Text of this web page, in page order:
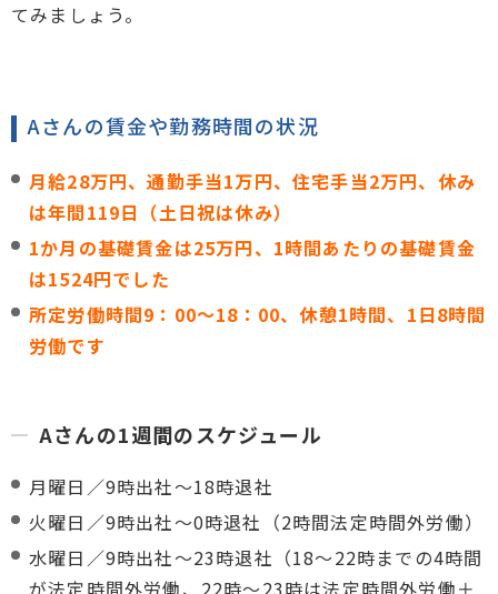
てみましょう。
Aさんの賃金や勤務時間の状況
月給28万円、通勤手当1万円、住宅手当2万円、休み
は年間119日（土日祝は休み）
1か月の基礎賃金は25万円、1時間あたりの基礎賃金
は1524円でした
所定労働時間9：00～18：00、休憩1時間、1日8時間
労働です
Aさんの1週間のスケジュール
月曜日／9時出社〜18時退社
火曜日／9時出社〜0時退社（2時間法定時間外労働）
水曜日／9時出社〜23時退社（18～22時までの4時間